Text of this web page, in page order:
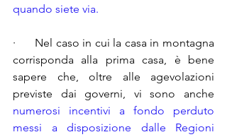
quando siete via.
·      Nel caso in cui la casa in montagna
corrisponda alla prima casa, è bene
sapere che, oltre alle agevolazioni
numerosi incentivi a fondo perduto
messi a disposizione dalle Regioni